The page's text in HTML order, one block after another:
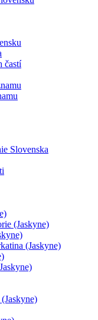
častí
Slovenska
(Jaskyne)
(Jaskyne)